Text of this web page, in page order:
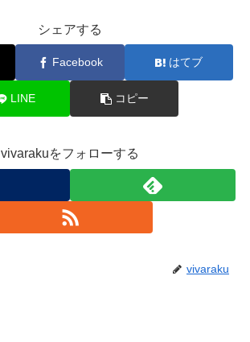
シェアする
Facebook はてブ
LINE コピー
vivarakuをフォローする
vivaraku